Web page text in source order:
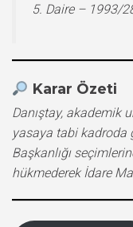
5. Daire – 1993/
Karar Özeti
Danıştay, akademik
yasaya tabi kadroda
Başkanlığı
hükmederek İdare